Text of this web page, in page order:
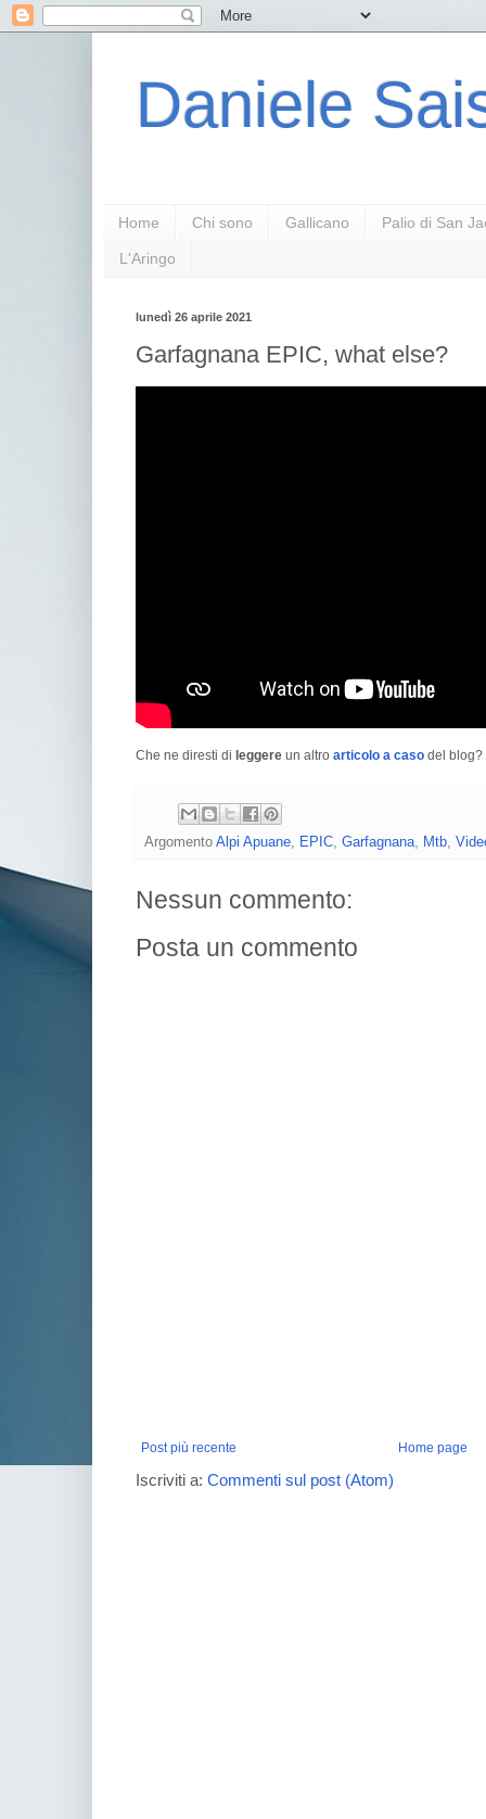
Daniele
Home Chi sono Gallicano Palio di San
L'Aringo
lunedì 26 aprile 2021
Garfagnana EPIC, what else?
Che ne diresti di leggere un altro articolo a caso del blog?
Argomento Alpi Apuane EPIC Garfagnana Mtb
Nessun commento:
Posta un commento
Post più recente Home page
Iscriviti a: Commenti sul post (Atom)